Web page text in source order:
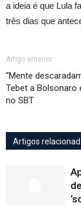
a ideia é que Lula
três dias que
Artigo anterior
“Mente
Tebet a Bolsonaro
no SBT
Artigos